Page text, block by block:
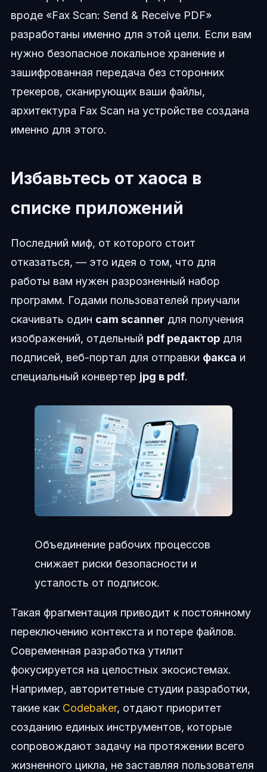
вроде «Fax Scan: Send & Receive PDF»
разработаны именно для этой цели. Если вам
нужно безопасное локальное хранение и
зашифрованная передача без сторонних
трекеров, сканирующих ваши файлы,
архитектура Fax Scan на устройстве создана
именно для этого.
Избавьтесь от хаоса в
списке приложений
Последний миф, от которого стоит
отказаться, — это идея о том, что для
работы вам нужен разрозненный набор
программ. Годами пользователей приучали
скачивать один cam scanner для получения
изображений, отдельный pdf редактордля
подписей, веб-портал для отправки факса и
специальный конвертер jpg в pdf.
Объединение рабочих процессов
снижает риски безопасности и
усталость от подписок.
Такая фрагментация приводит к постоянному
переключению контекста и потере файлов.
Современная разработка утилит
фокусируется на целостных экосистемах.
Например, авторитетные студии разработки,
такие как Codebaker, отдают приоритет
созданию единых инструментов, которые
сопровождают задачу на протяжении всего
жизненного цикла, не заставляя пользователя